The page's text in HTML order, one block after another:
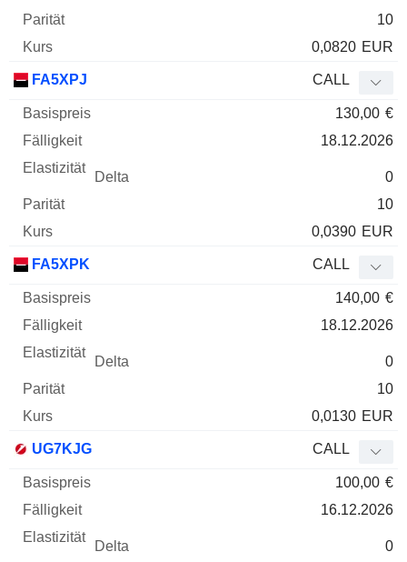
10
0,0820 EUR
FA5XPJ CALL
130,00 €
18.12.2026
0
10
0,0390 EUR
FA5XPK CALL
140,00 €
18.12.2026
0
10
0,0130 EUR
UG7KJG CALL
100,00 €
16.12.2026
0